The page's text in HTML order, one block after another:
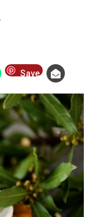
Save